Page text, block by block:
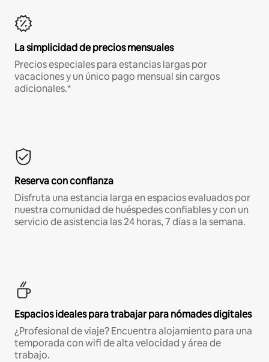
La simplicidad de precios mensuales
Precios especiales para estancias largas por
vacaciones y un único pago mensual sin cargos
adicionales.*
Reserva con confianza
Disfruta una estancia larga en espacios evaluados por
nuestra comunidad de huéspedes confiables y con un
servicio de asistencia las 24 horas, 7 días a la semana.
Espacios ideales para trabajar para nómades digitales
¿Profesional de viaje? Encuentra alojamiento para una
temporada con wifi de alta velocidad y área de
trabajo.